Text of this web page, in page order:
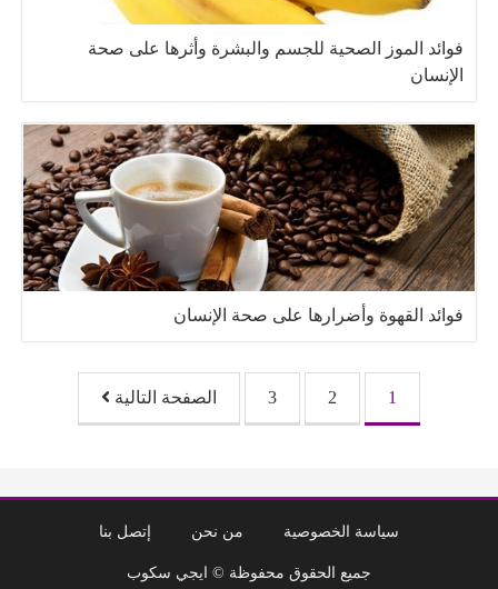
فوائد الموز الصحية للجسم والبشرة وأثرها على صحة
الإنسان
فوائد القهوة وأضرارها على صحة الإنسان
تصفّح المقالات
1
2
3 الصفحة التالية
سياسة الخصوصية من نحن إتصل بنا
جميع الحقوق محفوظة © ايجي سكوب